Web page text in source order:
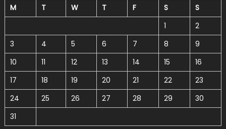
M
T W T F S
S
1
2
3
4 5 6 7 8
9
10
11 12 13 14 15
16
17
18 19 20 21 22
23
24
25 26 27 28 29
30
31